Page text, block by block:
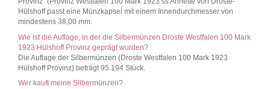
Hülshoff passt eine Münzkapsel mit einem Innendurchmesser von
mindestens 38,00 mm.
Wie ist die Auflage, in der die Silbermünzen Droste Westfalen 100 Mark
1923 Hülshoff Provinz geprägt wurden?
Die Auflage der Silbermünzen (Droste Westfalen 100 Mark 1923
Hülshoff Provinz) beträgt 95.194 Stück.
Wer kauft meine Silbermünzen?